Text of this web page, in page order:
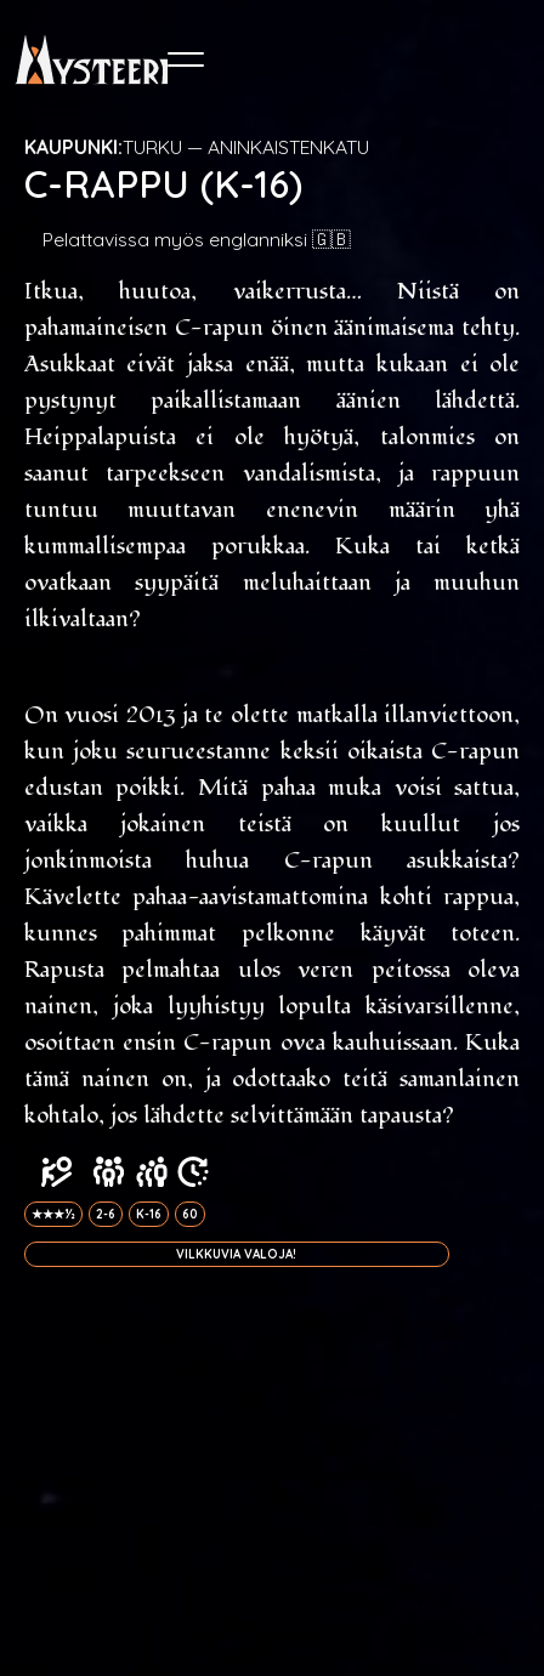
KAUPUNKI:TURKU — ANINKAISTENKATU
C-RAPPU (K-16)
Pelattavissa myös englanniksi 🇬🇧
Itkua, huutoa, vaikerrusta… Niistä on
pahamaineisen C-rapun öinen äänimaisema tehty.
Asukkaat eivät jaksa enää, mutta kukaan ei ole
pystynyt paikallistamaan äänien lähdettä.
Heippalapuista ei ole hyötyä, talonmies on
saanut tarpeekseen vandalismista, ja rappuun
tuntuu muuttavan enenevin määrin yhä
kummallisempaa porukkaa. Kuka tai ketkä
ovatkaan syypäitä meluhaittaan ja muuhun
ilkivaltaan?
On vuosi 2013 ja te olette matkalla illanviettoon,
kun joku seurueestanne keksii oikaista C-rapun
edustan poikki. Mitä pahaa muka voisi sattua,
vaikka jokainen teistä on kuullut jos
jonkinmoista huhua C-rapun asukkaista?
Kävelette pahaa-aavistamattomina kohti rappua,
kunnes pahimmat pelkonne käyvät toteen.
Rapusta pelmahtaa ulos veren peitossa oleva
nainen, joka lyyhistyy lopulta käsivarsillenne,
osoittaen ensin C-rapun ovea kauhuissaan. Kuka
tämä nainen on, ja odottaako teitä samanlainen
kohtalo, jos lähdette selvittämään tapausta?
★★★½ 2-6 K-16 60
VILKKUVIA VALOJA!